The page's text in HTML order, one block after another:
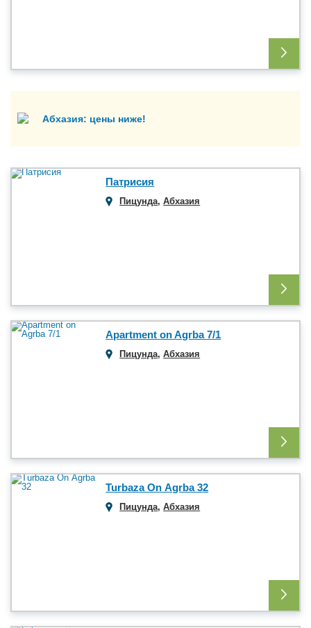
Абхазия: цены ниже!
Патрисия
Пицунда,Абхазия
Apartment on Agrba 7/1
Пицунда,Абхазия
Turbaza On Аgrba 32
Пицунда,Абхазия